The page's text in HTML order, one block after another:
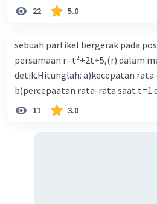
benda di udara dan di dalam
22 5.0
sebuah partikel bergerak pada
persamaan r=t²+2t+5,(r) dalam
detik.Hitunglah: a)kecepatan
b)percepaatan rata-rata saat t=1
11 3.0